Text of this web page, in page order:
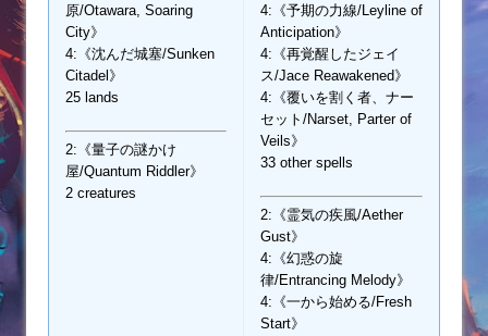
原/Otawara, Soaring
City》
4:《沈んだ城塞/Sunken
Citadel》
25 lands
2:《量子の謎かけ
屋/Quantum Riddler》
2 creatures
4:《予期の力線/Leyline of
Anticipation》
4:《再覚醒したジェイ
ス/Jace Reawakened》
4:《覆いを割く者、ナー
セット/Narset, Parter of
Veils》
33 other spells
2:《霊気の疾風/Aether
Gust》
4:《幻惑の旋
律/Entrancing Melody》
4:《一から始める/Fresh
Start》